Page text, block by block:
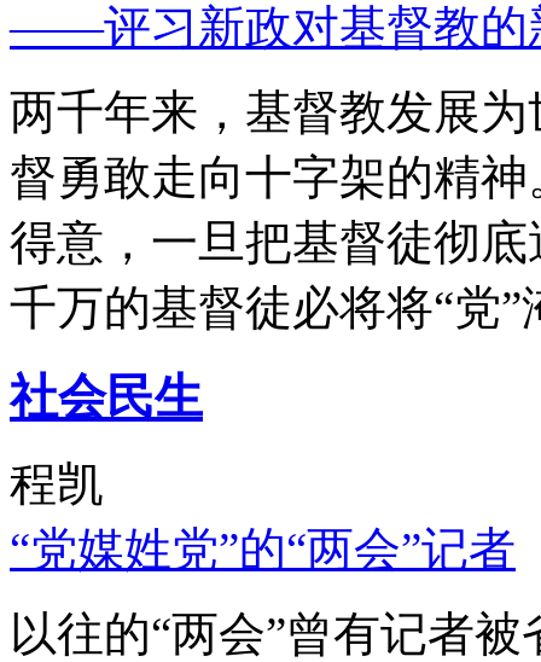
——评习新政对基督教的
两千年来，基督教发展
督勇敢走向十字架的精
得意，一旦把基督徒彻
千万的基督徒必将将“党”
社会民生
程凯
“党媒姓党”的“两会”记者
以往的“两会”曾有记者